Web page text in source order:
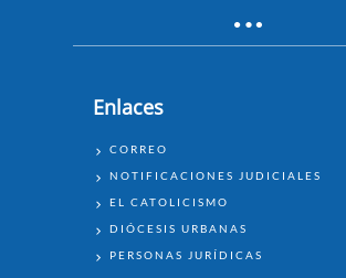
EUCARISTÍA DOMINGO 22 DE
ENERO
Enlaces
ENLACES
CORREO
NOTIFICACIONES JUDICIALES
EL CATOLICISMO
DIÓCESIS URBANAS
PERSONAS JURÍDICAS